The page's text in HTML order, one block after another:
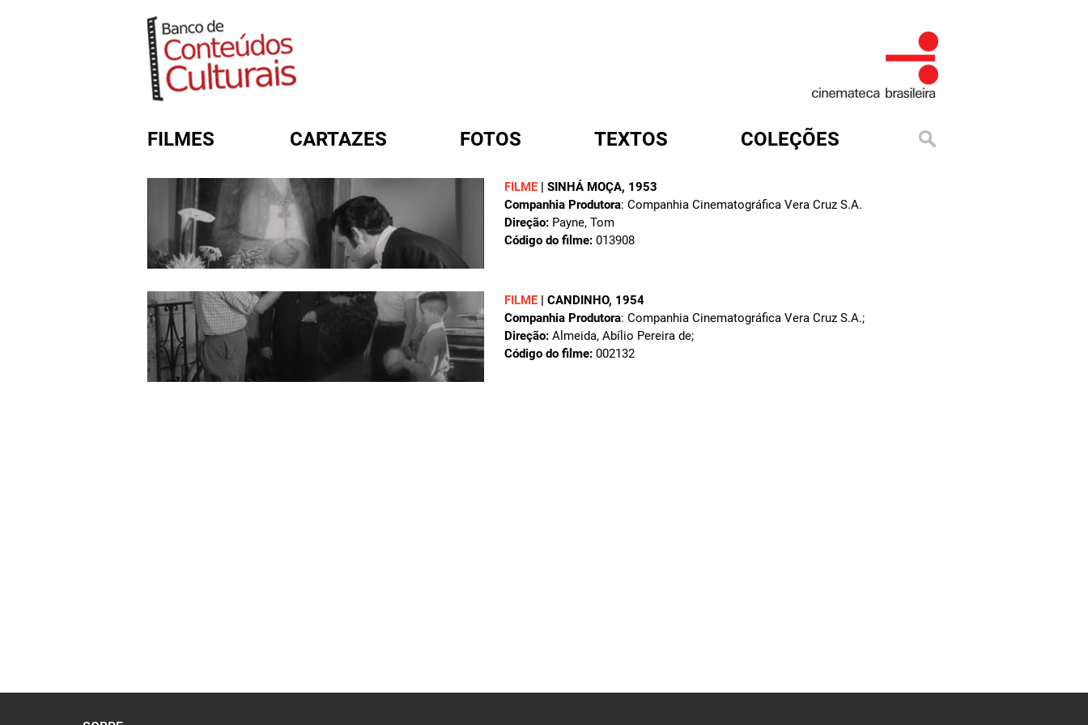
FILMES CARTAZES FOTOS TEXTOS COLEÇÕES
FILME | SINHÁ MOÇA, 1953
Companhia Produtora: Companhia Cinematográfica Vera Cruz S.A.
Direção: Payne, Tom
Código do filme: 013908
FILME | CANDINHO, 1954
Companhia Produtora: Companhia Cinematográfica Vera Cruz S.A.;
Direção: Almeida, Abílio Pereira de;
Código do filme: 002132
FORMULÁRIO DE BUSCA